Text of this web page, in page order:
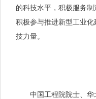
的科技水平，积极服务制
积极参与推进新型工业
技力量。
中国工程院院士、